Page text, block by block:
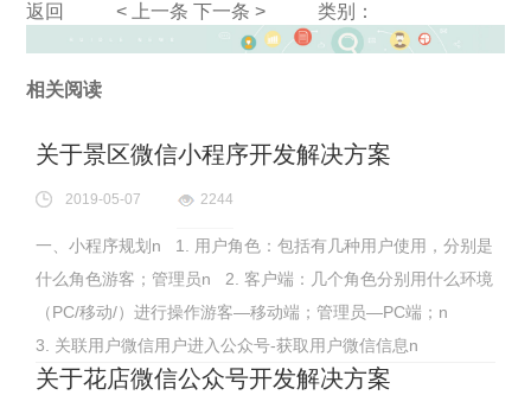
返回 < 上一条 下一条 > 类别：
相关阅读
关于景区微信小程序开发解决方案
2019-05-07 2244
一、小程序规划n 1. 用户角色：包括有几种用户使用，分别是
什么角色游客；管理员n 2. 客户端：几个角色分别用什么环境
（PC/移动/）进行操作游客—移动端；管理员—PC端；n
3. 关联用户微信用户进入公众号-获取用户微信信息n
关于花店微信公众号开发解决方案